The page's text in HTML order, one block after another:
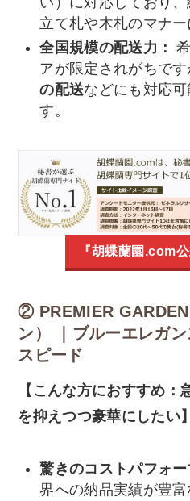
立て札や木札のマナー
全国規模の配送力：
アが限定されがちで
の配送などにも対応
す。
『胡蝶蘭園.com
② PREMIER
ン） ｜ブルーエレガ
スピード
【こんな方におすすめ
を抑えつつ豪華にしたい】
驚きのコストパフォー
界への納品実績が豊